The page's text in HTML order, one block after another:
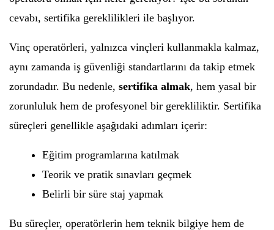
cevabı, sertifika gereklilikleri ile başlıyor.
Vinç operatörleri, yalnızca vinçleri kullanmakla kalmaz,
aynı zamanda iş güvenliği standartlarını da takip etmek
zorundadır. Bu nedenle, sertifika almak, hem yasal bir
zorunluluk hem de profesyonel bir gerekliliktir. Sertifika
süreçleri genellikle aşağıdaki adımları içerir:
Eğitim programlarına katılmak
Teorik ve pratik sınavları geçmek
Belirli bir süre staj yapmak
Bu süreçler, operatörlerin hem teknik bilgiye hem de